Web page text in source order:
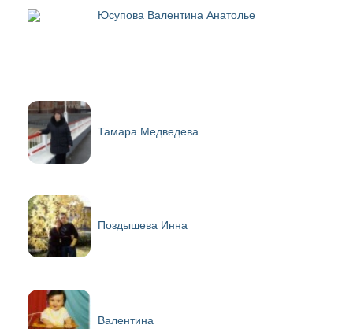
Юсупова Валентина Анатолье
Тамара Медведева
Поздышева Инна
Валентина